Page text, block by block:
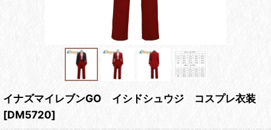
イナズマイレブンGO イシドシュウジ コスプレ衣装
[DM5720]